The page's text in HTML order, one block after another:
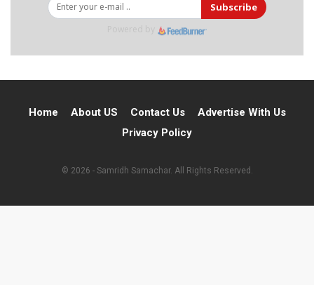
Subscribe
Home About US Contact Us
Advertise With Us
Privacy Policy
© 2026 - Samridh Samachar. All Rights Reserved.